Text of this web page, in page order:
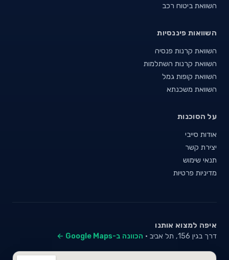
השוואת ביטוח רכב
השוואות פיננסיות
השוואת קרנות פנסיה
השוואת קרנות השתלמות
השוואת קופות גמל
השוואת משכנתא
על הסוכנות
אודות סייבי
יצירת קשר
תנאי שימוש
מדיניות פרטיות
איפה למצוא אותנו
דרך בגין 156, תל אביב · הכוונה ב-Google Maps ←